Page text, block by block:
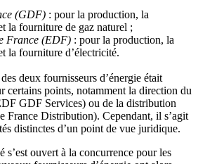
(GDF) : pour la production, la
la fourniture de gaz naturel ;
France (EDF) : pour la production, la
la fourniture d’électricité.
deux fournisseurs d’énergie était
certains points, notamment la direction du
GDF Services) ou de la distribution
France Distribution). Cependant, il s’agit
distinctes d’un point de vue juridique.
s’est ouvert à la concurrence pour les